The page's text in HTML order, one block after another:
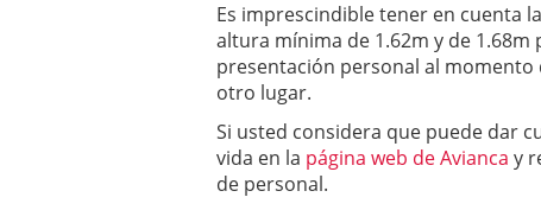
Es imprescindible tener en cuenta
altura mínima de 1.62m y de 1.68m
presentación personal al
otro lugar.
Si usted considera que puede dar
vida en la página web de Avianca y
de personal.